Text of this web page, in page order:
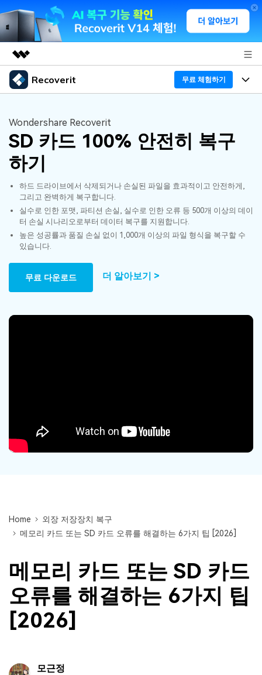
주요 제품
유틸리티
개요
솔루션
회사 소개
뉴스룸
플랜 및 가격
도움말 센터
Recoverit 무료 체험하기
Recoverit - Windows 버전
무료 체험
Mac 시스템에서 무제한 데이터 복구
기능
미디어 복구하기
문서 복구하기
디바이스 복구하기
리커버릿 모든 기능 확인하기
복구 Tips
외장 저장장치 복구
삭제된 파일 복구
손상된 파일 복구
기타
더 많은 솔루션 찾기
리커버릿 개요
드라이브에서 복구
삭제된 미디어 복구
복구 솔루션
가이드
search
Wondershare Recoverit
SD 카드 100% 안전히 복구
하기
하드 드라이브에서 삭제되거나 손실된 파일을 효과적이고 안전하게,
그리고 완벽하게 복구합니다.
실수로 인한 포맷, 파티션 손실, 실수로 인한 오류 등 500개 이상의 데이
터 손실 시나리오로부터 데이터 복구를 지원합니다.
높은 성공률과 품질 손실 없이 1,000개 이상의 파일 형식을 복구할 수
있습니다.
무료 다운로드 더 알아보기 >
Home
외장 저장장치 복구
메모리 카드 또는 SD 카드 오류를 해결하는 6가지 팁 [2026]
메모리 카드 또는 SD 카드
오류를 해결하는 6가지 팁
[2026]
모근정